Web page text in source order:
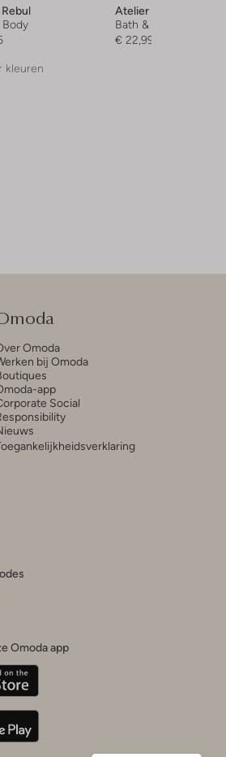
Body
kleuren
Atelier Rebul
Bath & Body
€ 22,99
Omoda
bij Omoda
app
Social
Omoda app